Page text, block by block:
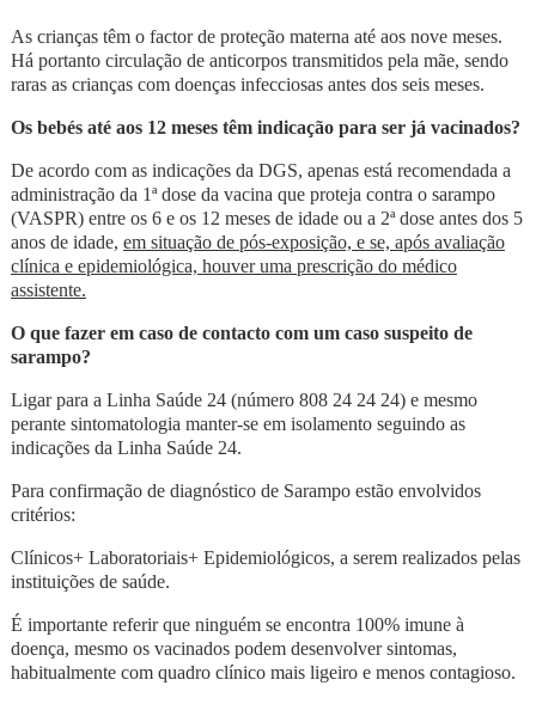
As crianças têm o factor de proteção materna até aos nove meses.
Há portanto circulação de anticorpos transmitidos pela mãe, sendo
raras as crianças com doenças infecciosas antes dos seis meses.
Os bebés até aos 12 meses têm indicação para ser já vacinados?
De acordo com as indicações da DGS, apenas está recomendada a
administração da 1ª dose da vacina que proteja contra o sarampo
(VASPR) entre os 6 e os 12 meses de idade ou a 2ª dose antes dos 5
anos de idade, em situação de pós-exposição, e se, após avaliação
clínica e epidemiológica, houver uma prescrição do médico
assistente.
O que fazer em caso de contacto com um caso suspeito de
sarampo?
Ligar para a Linha Saúde 24 (número 808 24 24 24) e mesmo
perante sintomatologia manter-se em isolamento seguindo as
indicações da Linha Saúde 24.
Para confirmação de diagnóstico de Sarampo estão envolvidos
critérios:
Clínicos+ Laboratoriais+ Epidemiológicos, a serem realizados pelas
instituições de saúde.
É importante referir que ninguém se encontra 100% imune à
doença, mesmo os vacinados podem desenvolver sintomas,
habitualmente com quadro clínico mais ligeiro e menos contagioso.